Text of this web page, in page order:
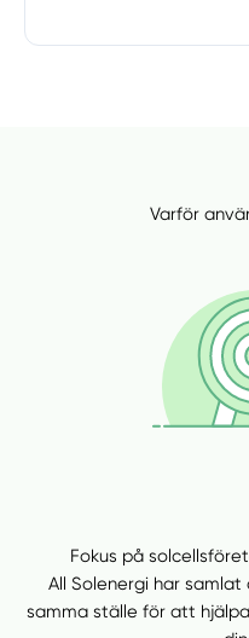
Varför
Fokus på
All Solenergi har
samma ställe för att